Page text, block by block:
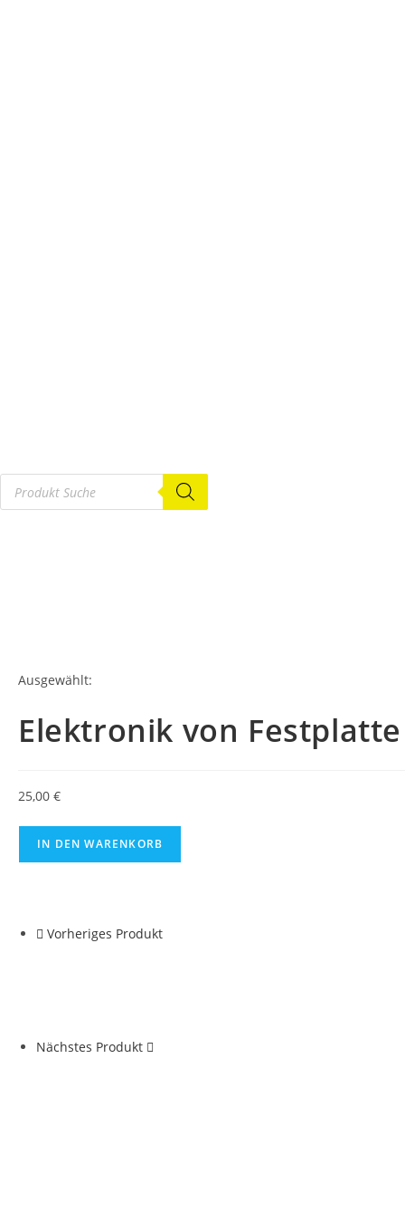
Ausgewählt:
Elektronik von
25,00 €
IN DEN WARENKORB
Vorheriges Produkt
Nächstes Produkt